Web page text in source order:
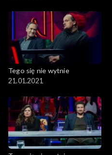
Tego się nie wytnie
21.01.2021